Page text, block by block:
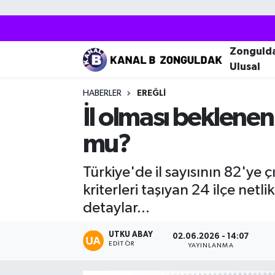
Ulusal
HABERLER EREĞLI
İl olması
mu?
Türkiye'de il sayısının 82'ye
kriterleri taşıyan 24 ilçe
detaylar...
UTKU ABAY
EDITÖR
02.06.2026 - 14:07
YAYINLANMA
Gökçebey
Zonguldak Nöbetçi Eczaneler
Zonguldak Trafik Yoğunluk Haritası
Puan Durumu ve Fikstür
Tüm Manşetler
Son Dakika Haberleri
Haber Arşivi